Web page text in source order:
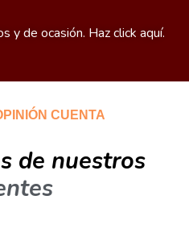
y de ocasión. Haz click aquí.
CUENTA
de nuestros